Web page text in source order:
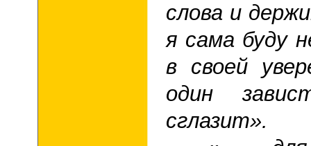
слова и
я сама буду
в своей
один
сглазит».